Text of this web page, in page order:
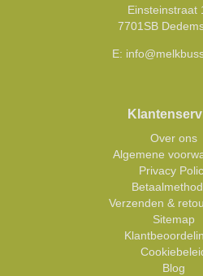
Einsteinstraat
7701SB
E:
Over ons
Algemene
Privacy
Verzenden &
Sitemap
Blog